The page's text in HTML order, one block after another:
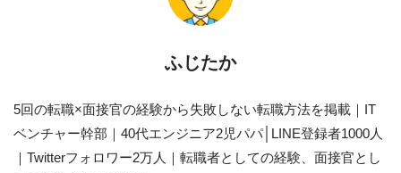
ふじたか
5回の転職×面接官の経験から失敗しない転職方法を掲載｜IT
ベンチャー幹部｜40代エンジニア2児パパ│LINE登録者1000人
｜Twitterフォロワー2万人｜転職者としての経験、面接官とし